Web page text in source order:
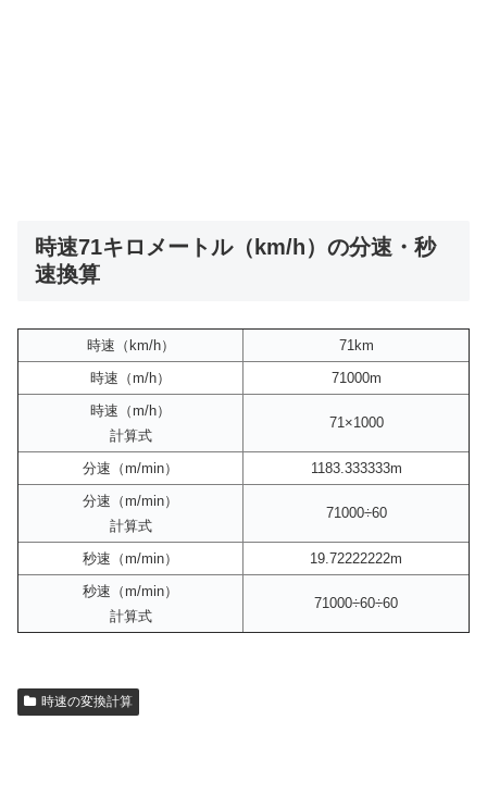
時速71キロメートル（km/h）の分速・秒
速換算
時速（km/h）
71km
時速（m/h）
71000m
時速（m/h）
計算式
71×1000
分速（m/min）
1183.333333m
分速（m/min）
計算式
71000÷60
秒速（m/min）
19.72222222m
秒速（m/min）
計算式
71000÷60÷60
時速の変換計算